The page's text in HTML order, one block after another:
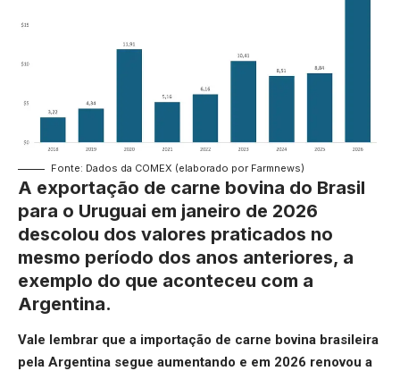
Fonte: Dados da COMEX (elaborado por Farmnews)
A exportação de carne bovina do Brasil
para o Uruguai em janeiro de 2026
descolou dos valores praticados no
mesmo período dos anos anteriores, a
exemplo do que aconteceu com a
Argentina.
Vale lembrar que a importação de carne bovina brasileira
pela Argentina segue aumentando e em 2026 renovou a